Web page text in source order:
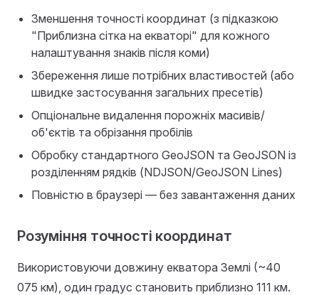
Зменшення точності координат (з підказкою
"Приблизна сітка на екваторі" для кожного
налаштування знаків після коми)
Збереження лише потрібних властивостей (або
швидке застосування загальних пресетів)
Опціональне видалення порожніх масивів/
об'єктів та обрізання пробілів
Обробку стандартного GeoJSON та GeoJSON із
розділенням рядків (NDJSON/GeoJSON Lines)
Повністю в браузері — без завантаження даних
Розуміння точності координат
Використовуючи довжину екватора Землі (~40
075 км), один градус становить приблизно 111 км.